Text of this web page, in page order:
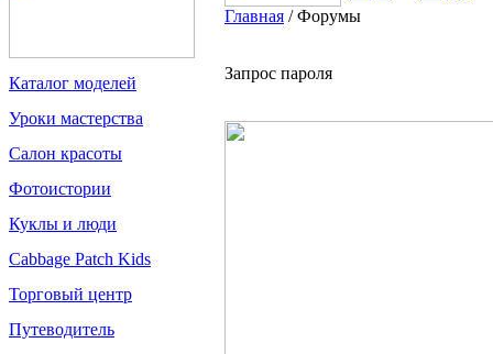
Каталог моделей
Уроки мастерства
Салон красоты
Фотоистории
Куклы и люди
Cabbage Patch Kids
Торговый центр
Путеводитель
Главная /Форумы
Запрос пароля